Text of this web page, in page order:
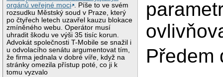
orgánů veřejné moci . Píše to ve svém
rozsudku Městský soud v Praze, který
po čtyřech letech uzavřel kauzu blokace
zmíněného webu. Operátor musí
uhradit škodu ve výši 35 tisíc korun.
Advokát společnosti T-Mobile se snažil i
u odvolacího senátu argumentovat tím,
že firma jednala v dobré víře, když na
stránky omezila přístup poté, co ji k
tomu vyzvalo
Předem